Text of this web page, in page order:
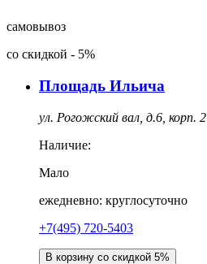
самовывоз
со скидкой - 5%
Площадь Ильича
ул. Рогожский вал, д.6, корп. 2
Наличие:
Мало
ежедневно: круглосуточно
+7(495) 720-5403
В корзину со скидкой 5%